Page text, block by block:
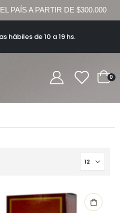
PAÍS A PARTIR DE $300.000
hábiles de 10 a 19 hs.
0